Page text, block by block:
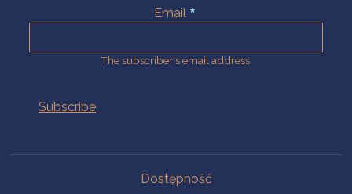
Email
The subscriber's email address.
Dostępność